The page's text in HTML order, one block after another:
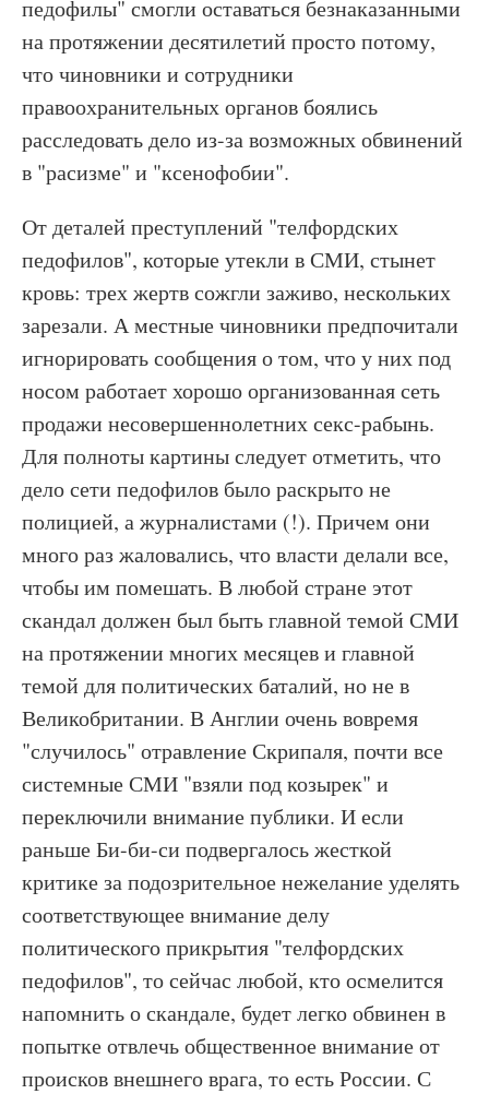
педофилы" смогли оставаться безнаказанными
на протяжении десятилетий просто потому,
что чиновники и сотрудники
правоохранительных органов боялись
расследовать дело из-за возможных обвинений
в "расизме" и "ксенофобии".
От деталей преступлений "телфордских
педофилов", которые утекли в СМИ, стынет
кровь: трех жертв сожгли заживо, нескольких
зарезали. А местные чиновники предпочитали
игнорировать сообщения о том, что у них под
носом работает хорошо организованная сеть
продажи несовершеннолетних секс-рабынь.
Для полноты картины следует отметить, что
дело сети педофилов было раскрыто не
полицией, а журналистами (!). Причем они
много раз жаловались, что власти делали все,
чтобы им помешать. В любой стране этот
скандал должен был быть главной темой СМИ
на протяжении многих месяцев и главной
темой для политических баталий, но не в
Великобритании. В Англии очень вовремя
"случилось" отравление Скрипаля, почти все
системные СМИ "взяли под козырек" и
переключили внимание публики. И если
раньше Би-би-си подвергалось жесткой
критике за подозрительное нежелание уделять
соответствующее внимание делу
политического прикрытия "телфордских
педофилов", то сейчас любой, кто осмелится
напомнить о скандале, будет легко обвинен в
попытке отвлечь общественное внимание от
происков внешнего врага, то есть России. С